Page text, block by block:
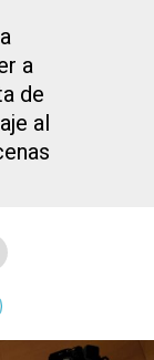
a
de
al